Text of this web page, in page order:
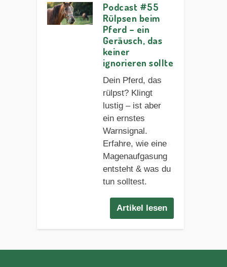
Podcast #55
Rülpsen beim
Pferd – ein
Geräusch, das
keiner
ignorieren sollte
Dein Pferd, das
rülpst? Klingt
lustig – ist aber
ein ernstes
Warnsignal.
Erfahre, wie eine
Magenaufgasung
entsteht & was du
tun solltest.
Artikel lesen